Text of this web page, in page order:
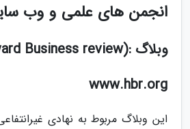
انجمن های علمی و وب
وبلاگ :(Harvard Business review) HBR
www.hbr.org
این وبلاگ مربوط به نهادی